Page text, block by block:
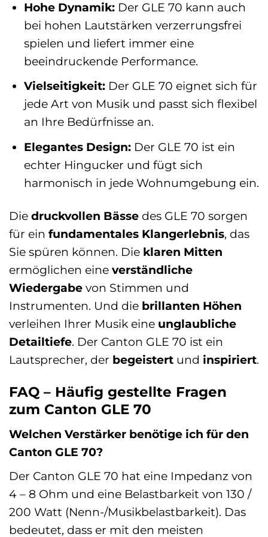
Hohe Dynamik:Der GLE 70 kann auch
bei hohen Lautstärken verzerrungsfrei
spielen und liefert immer eine
beeindruckende Performance.
Vielseitigkeit:Der GLE 70 eignet sich für
jede Art von Musik und passt sich flexibel
an Ihre Bedürfnisse an.
Elegantes Design:Der GLE 70 ist ein
echter Hingucker und fügt sich
harmonisch in jede Wohnumgebung ein.
Die druckvollen Bässe des GLE 70 sorgen
für ein fundamentales Klangerlebnis, das
Sie spüren können. Die klaren Mitten
ermöglichen eine verständliche
Wiedergabe von Stimmen und
Instrumenten. Und die brillanten Höhen
verleihen Ihrer Musik eine unglaubliche
Detailtiefe. Der Canton GLE 70 ist ein
Lautsprecher, der begeistert und inspiriert.
FAQ – Häufig gestellte Fragen
zum Canton GLE 70
Welchen Verstärker benötige ich für den
Canton GLE 70?
Der Canton GLE 70 hat eine Impedanz von
4 – 8 Ohm und eine Belastbarkeit von 130 /
200 Watt (Nenn-/Musikbelastbarkeit). Das
bedeutet, dass er mit den meisten